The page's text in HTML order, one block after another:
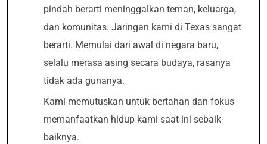
pindah berarti meninggalkan teman, keluarga,
dan komunitas. Jaringan kami di Texas sangat
berarti. Memulai dari awal di negara baru,
selalu merasa asing secara budaya, rasanya
tidak ada gunanya.
Kami memutuskan untuk bertahan dan fokus
memanfaatkan hidup kami saat ini sebaik-
baiknya.